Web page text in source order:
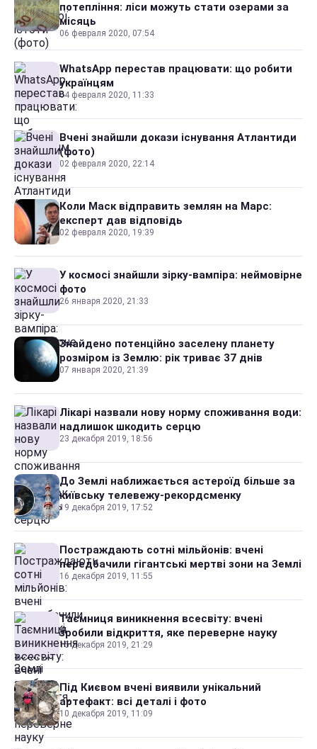
потепління: ліси можуть стати озерами за
місяць
06 февраля 2020, 07:54
WhatsApp перестав працювати: що робити
українцям
04 февраля 2020, 11:33
Вчені знайшли докази існування Атлантиди
(фото)
02 февраля 2020, 22:14
Коли Маск відправить землян на Марс:
експерт дав відповідь
02 февраля 2020, 19:39
У космосі знайшли зірку-вампіра: неймовірне
фото
26 января 2020, 21:33
Знайдено потенційно заселену планету
розміром із Землю: рік триває 37 днів
07 января 2020, 21:39
Лікарі назвали нову норму споживання води:
надлишок шкодить серцю
23 декабря 2019, 18:56
До Землі наближається астероїд більше за
київську телевежу-рекордсменку
19 декабря 2019, 17:52
Постраждають сотні мільйонів: вчені
передбачили гігантські мертві зони на Землі
16 декабря 2019, 11:55
Таємниця виникнення всесвіту: вчені
зробили відкриття, яке переверне науку
15 декабря 2019, 21:29
Під Києвом вчені виявили унікальний
артефакт: всі деталі і фото
10 декабря 2019, 11:09